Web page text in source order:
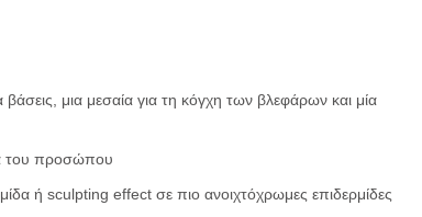
μια μεσαία για τη κόγχη των βλεφάρων και μία
του προσώπου
ή sculpting effect σε πιο ανοιχτόχρωμες επιδερμίδες